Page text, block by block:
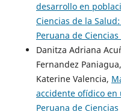
desarrollo en
Ciencias de la
Peruana de
Danitza Adriana
Fernandez
Katerine Valencia,
accidente ofídico en
Peruana de